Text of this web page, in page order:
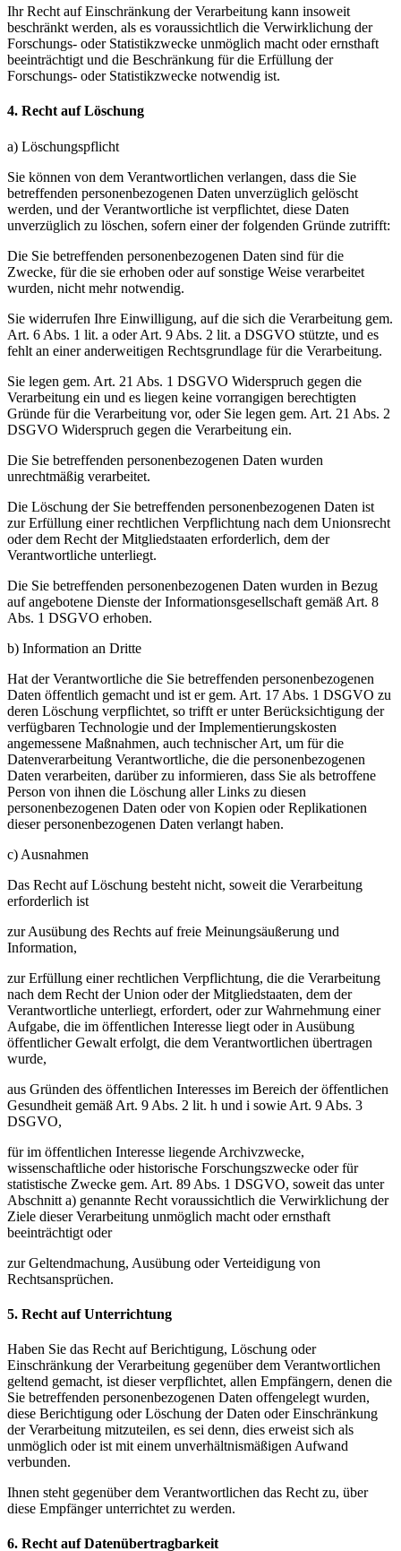
Ihr Recht auf Einschränkung der Verarbeitung kann insoweit
beschränkt werden, als es voraussichtlich die Verwirklichung der
Forschungs- oder Statistikzwecke unmöglich macht oder ernsthaft
beeinträchtigt und die Beschränkung für die Erfüllung der
Forschungs- oder Statistikzwecke notwendig ist.
4. Recht auf Löschung
a) Löschungspflicht
Sie können von dem Verantwortlichen verlangen, dass die Sie
betreffenden personenbezogenen Daten unverzüglich gelöscht
werden, und der Verantwortliche ist verpflichtet, diese Daten
unverzüglich zu löschen, sofern einer der folgenden Gründe zutrifft:
Die Sie betreffenden personenbezogenen Daten sind für die
Zwecke, für die sie erhoben oder auf sonstige Weise verarbeitet
wurden, nicht mehr notwendig.
Sie widerrufen Ihre Einwilligung, auf die sich die Verarbeitung gem.
Art. 6 Abs. 1 lit. a oder Art. 9 Abs. 2 lit. a DSGVO stützte, und es
fehlt an einer anderweitigen Rechtsgrundlage für die Verarbeitung.
Sie legen gem. Art. 21 Abs. 1 DSGVO Widerspruch gegen die
Verarbeitung ein und es liegen keine vorrangigen berechtigten
Gründe für die Verarbeitung vor, oder Sie legen gem. Art. 21 Abs. 2
DSGVO Widerspruch gegen die Verarbeitung ein.
Die Sie betreffenden personenbezogenen Daten wurden
unrechtmäßig verarbeitet.
Die Löschung der Sie betreffenden personenbezogenen Daten ist
zur Erfüllung einer rechtlichen Verpflichtung nach dem Unionsrecht
oder dem Recht der Mitgliedstaaten erforderlich, dem der
Verantwortliche unterliegt.
Die Sie betreffenden personenbezogenen Daten wurden in Bezug
auf angebotene Dienste der Informationsgesellschaft gemäß Art. 8
Abs. 1 DSGVO erhoben.
b) Information an Dritte
Hat der Verantwortliche die Sie betreffenden personenbezogenen
Daten öffentlich gemacht und ist er gem. Art. 17 Abs. 1 DSGVO zu
deren Löschung verpflichtet, so trifft er unter Berücksichtigung der
verfügbaren Technologie und der Implementierungskosten
angemessene Maßnahmen, auch technischer Art, um für die
Datenverarbeitung Verantwortliche, die die personenbezogenen
Daten verarbeiten, darüber zu informieren, dass Sie als betroffene
Person von ihnen die Löschung aller Links zu diesen
personenbezogenen Daten oder von Kopien oder Replikationen
dieser personenbezogenen Daten verlangt haben.
c) Ausnahmen
Das Recht auf Löschung besteht nicht, soweit die Verarbeitung
erforderlich ist
zur Ausübung des Rechts auf freie Meinungsäußerung und
Information,
zur Erfüllung einer rechtlichen Verpflichtung, die die Verarbeitung
nach dem Recht der Union oder der Mitgliedstaaten, dem der
Verantwortliche unterliegt, erfordert, oder zur Wahrnehmung einer
Aufgabe, die im öffentlichen Interesse liegt oder in Ausübung
öffentlicher Gewalt erfolgt, die dem Verantwortlichen übertragen
wurde,
aus Gründen des öffentlichen Interesses im Bereich der öffentlichen
Gesundheit gemäß Art. 9 Abs. 2 lit. h und i sowie Art. 9 Abs. 3
DSGVO,
für im öffentlichen Interesse liegende Archivzwecke,
wissenschaftliche oder historische Forschungszwecke oder für
statistische Zwecke gem. Art. 89 Abs. 1 DSGVO, soweit das unter
Abschnitt a) genannte Recht voraussichtlich die Verwirklichung der
Ziele dieser Verarbeitung unmöglich macht oder ernsthaft
beeinträchtigt oder
zur Geltendmachung, Ausübung oder Verteidigung von
Rechtsansprüchen.
5. Recht auf Unterrichtung
Haben Sie das Recht auf Berichtigung, Löschung oder
Einschränkung der Verarbeitung gegenüber dem Verantwortlichen
geltend gemacht, ist dieser verpflichtet, allen Empfängern, denen die
Sie betreffenden personenbezogenen Daten offengelegt wurden,
diese Berichtigung oder Löschung der Daten oder Einschränkung
der Verarbeitung mitzuteilen, es sei denn, dies erweist sich als
unmöglich oder ist mit einem unverhältnismäßigen Aufwand
verbunden.
Ihnen steht gegenüber dem Verantwortlichen das Recht zu, über
diese Empfänger unterrichtet zu werden.
6. Recht auf Datenübertragbarkeit